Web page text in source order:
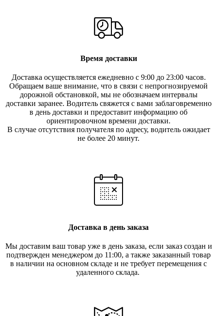
Время доставки
Доставка осуществляется ежедневно с 9:00 до 23:00 часов.
Обращаем ваше внимание, что в связи с непрогнозируемой
дорожной обстановкой, мы не обозначаем интервалы
доставки заранее. Водитель свяжется с вами заблаговременно
в день доставки и предоставит информацию об
ориентировочном времени доставки.
В случае отсутствия получателя по адресу, водитель ожидает
не более 20 минут.
Доставка в день заказа
Мы доставим ваш товар уже в день заказа, если заказ создан и
подтвержден менеджером до 11:00, а также заказанный товар
в наличии на основном складе и не требует перемещения с
удаленного склада.